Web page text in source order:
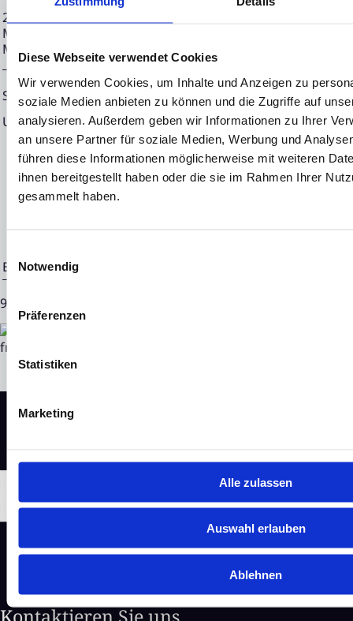
Diese Webseite verwendet Cookies
Wir verwenden Cookies, um Inhalte und Anzeigen zu
soziale Medien anbieten zu können und die Zugriffe auf
analysieren. Außerdem geben wir Informationen zu Ihrer
an unsere Partner für soziale Medien, Werbung und
führen diese Informationen möglicherweise mit weiteren
ihnen bereitgestellt haben oder die sie im Rahmen Ihrer
gesammelt haben.
Notwendig
Präferenzen
Statistiken
Marketing
Alle zulassen
Auswahl erlauben
Ablehnen
25.06.2024 CET/CEST Die EQS Distributionsservices
Meldepflichten, Corporate News/Finanznachrichten und
Medienarchiv unter https://eqs-news.com
Sprache:
Deutsch
Unternehmen:
NEON EQUITY AG
Mörfelder Landstraße
60598 Frankfurt
Ende der Mitteilung
92679 25.06.2024 CET/CEST